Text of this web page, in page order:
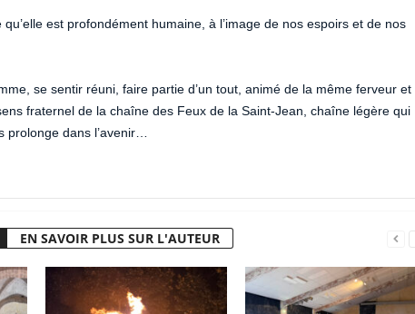
est profondément humaine, à l’image de nos espoirs et de nos
se sentir réuni, faire partie d’un tout, animé de la même ferveur et
fraternel de la chaîne des Feux de la Saint-Jean, chaîne légère qui
dans l’avenir…
EN SAVOIR PLUS SUR L'AUTEUR